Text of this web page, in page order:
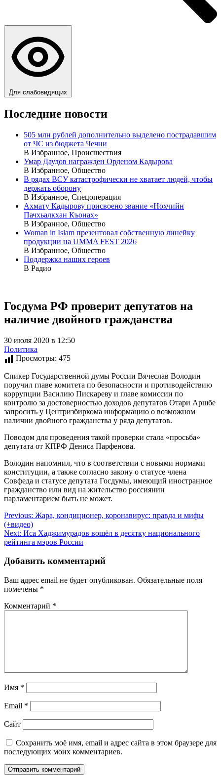
Для слабовидящих
Последние новости
505 млн рублей дополнительно выделено пострадавшим
от ЧС из бюджета Чечни
В Избранное, Происшествия
Умар Даудов награжден Орденом Кадырова
В Избранное, Общество
В рядах ВСУ катастрофически не хватает людей, чтобы
держать оборону
В Избранное, Спецоперация
Ахмату Кадырову присвоено звание «Нохчийн
Пачхьалкхан Къонах»
В Избранное, Общество
Woman in Islam презентовал собственную линейку
продукции на UMMA FEST 2026
В Избранное, Общество
Поддержка наших героев
В Радио
Госдума РФ проверит депутатов на
наличие двойного гражданства
30 июля 2020 в 12:50
Политика
Просмотры: 475
Спикер Государственной думы России Вячеслав Володин
поручил главе комитета по безопасности и противодействию
коррупции Василию Пискареву и главе комиссии по
контролю за достоверностью доходов депутатов Отари Аршбе
запросить у Центризбиркома информацию о возможном
наличии двойного гражданства у ряда депутатов.
Поводом для проведения такой проверки стала «просьба»
депутата от КПРФ Дениса Парфенова.
Володин напомнил, что в соответствии с новыми нормами
конституции, а также согласно закону о статусе члена
Совфеда и статусе депутата Госдумы, имеющий иностранное
гражданство или вид на жительство россиянин
парламентарием быть не может.
Навигация
по
записям
Previous: Жара, кондиционер, коронавирус: правда и мифы
(+видео)
Next: Иса Хаджимурадов вошёл в десятку национального
рейтинга мэров России
Добавить комментарий
Ваш адрес email не будет опубликован. Обязательные поля
помечены *
Комментарий *
Имя *
Email *
Сайт
Сохранить моё имя, email и адрес сайта в этом браузере для
последующих моих комментариев.